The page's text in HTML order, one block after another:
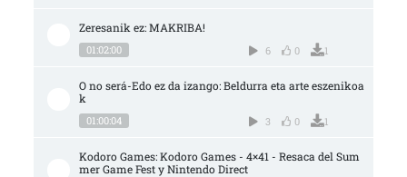
Zeresanik ez: MAKRIBA!
01:02:00 6 0 1
O no será-Edo ez da izango: Beldurra eta arte eszenikoa
k
01:00:04 3 0 1
Kodoro Games: Kodoro Games - 4×41 - Resaca del Sum
mer Game Fest y Nintendo Direct